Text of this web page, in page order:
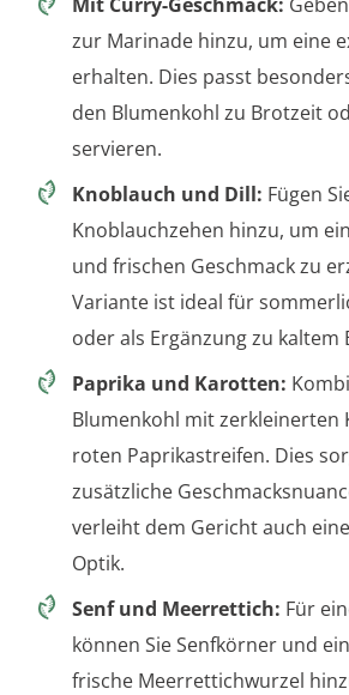
zur Marinade hinzu, um eine
erhalten. Dies passt
den Blumenkohl zu Brotzeit
servieren.
Knoblauch und Dill: Fügen
Knoblauchzehen hinzu, um
und frischen Geschmack zu
Variante ist ideal für
oder als Ergänzung zu kaltem
Paprika und Karotten:
Blumenkohl mit zerkleinerten
roten Paprikastreifen. Dies
zusätzliche
verleiht dem Gericht auch
Optik.
Senf und Meerrettich: Für
können Sie Senfkörner und
frische Meerrettichwurzel